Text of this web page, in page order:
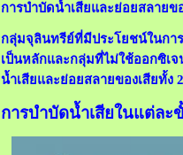
การบำบัดน้ำเสียและย่อยสลาย
กลุ่มจุลินทรีย์ที่มีประโยชน์ในกา
เป็นหลักและกลุ่มที่ไม่ใช้ออกซิเ
น้ำเสียและย่อยสลายของเสียทั้ง
การบำบัดน้ำเสียในแต่ล